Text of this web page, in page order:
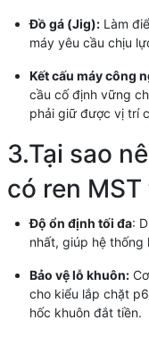
Đồ gá (Jig):Làm
máy yêu cầu chịu
Kết cấu máy công
cầu cố định vững
phải giữ được vị trí
3.Tại sao
có ren
Độ ổn định tối đa:
nhất, giúp hệ thống
Bảo vệ lỗ khuôn:Cơ
cho kiểu lắp chặt
hốc khuôn đắt tiền.